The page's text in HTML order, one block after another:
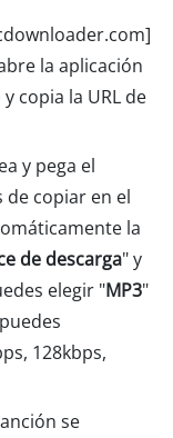
la aplicación
copia la URL de
y pega el
de copiar en el
la
de descarga" y
elegir "MP3"
128kbps,
se